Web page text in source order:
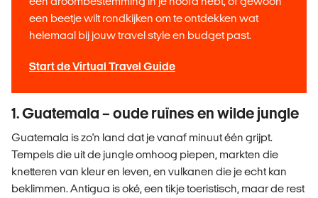
een beetje wilt rondkijken om te ontdekken wat
helemaal bij jouw travel style en budget past.
Start de Virtual Travel Guide
1. Guatemala – oude ruïnes en wilde jungle
Guatemala is zo'n land dat je vanaf minuut één grijpt.
Tempels die uit de jungle omhoog piepen, markten die
knetteren van kleur en leven, en vulkanen die je echt kan
beklimmen. Antigua is oké, een tikje toeristisch, maar de rest